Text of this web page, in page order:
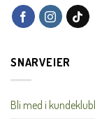
SNARVEIER
Bli med i